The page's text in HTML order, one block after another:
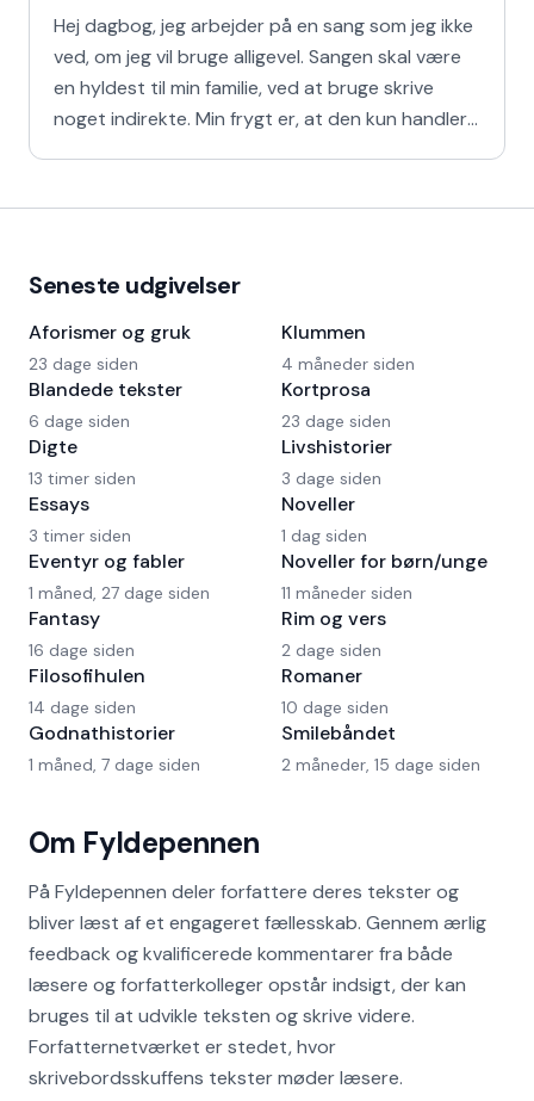
Hej dagbog, jeg arbejder på en sang som jeg ikke
ved, om jeg vil bruge alligevel. Sangen skal være
en hyldest til min familie, ved at bruge skrive
noget indirekte. Min frygt er, at den kun handler
Om Fyldepennen
På Fyldepennen deler forfattere deres tekster og
bliver læst af et engageret fællesskab. Gennem ærlig
feedback og kvalificerede kommentarer fra både
læsere og forfatterkolleger opstår indsigt, der kan
bruges til at udvikle teksten og skrive videre.
Forfatternetværket er stedet, hvor
skrivebordsskuffens tekster møder læsere.
Seneste udgivelser
Aforismer og gruk
23 dage siden
Blandede tekster
6 dage siden
Digte
13 timer siden
Essays
3 timer siden
Eventyr og fabler
1 måned, 27 dage siden
Fantasy
16 dage siden
Filosofihulen
14 dage siden
Godnathistorier
1 måned, 7 dage siden
Klummen
4 måneder siden
Kortprosa
23 dage siden
Livshistorier
3 dage siden
Noveller
1 dag siden
Noveller for børn/unge
11 måneder siden
Rim og vers
2 dage siden
Romaner
10 dage siden
Smilebåndet
2 måneder, 15 dage siden